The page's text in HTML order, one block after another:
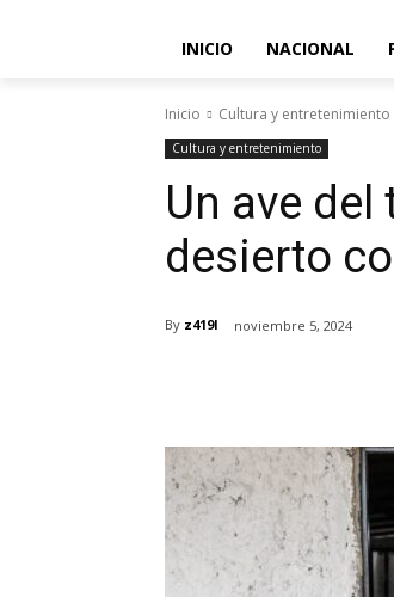
INICIO NACIONAL
Inicio Cultura y entretenimiento
Cultura y entretenimiento
Un ave del
desierto
By z419l noviembre 5, 2024